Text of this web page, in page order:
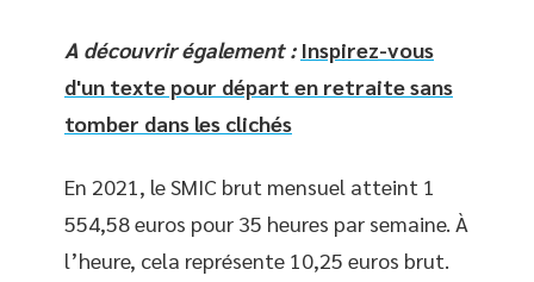
A découvrir également : Inspirez-vous
d'un texte pour départ en retraite sans
tomber dans les clichés
En 2021, le SMIC brut mensuel atteint 1
554,58 euros pour 35 heures par semaine. À
l’heure, cela représente 10,25 euros brut.